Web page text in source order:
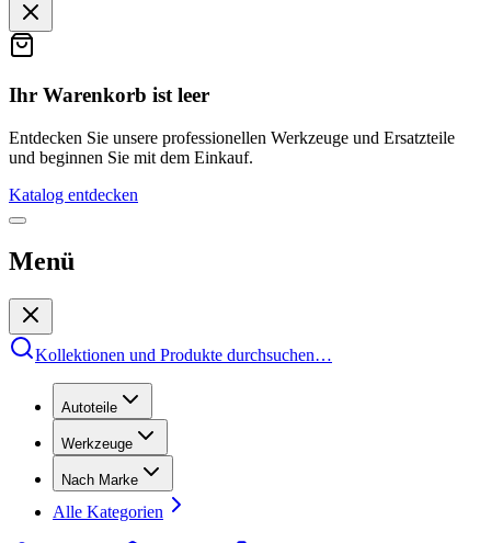
Ihr Warenkorb ist leer
Entdecken Sie unsere professionellen Werkzeuge und Ersatzteile
und beginnen Sie mit dem Einkauf.
Katalog entdecken
Menü
Kollektionen und Produkte durchsuchen…
Autoteile
Werkzeuge
Nach Marke
Alle Kategorien